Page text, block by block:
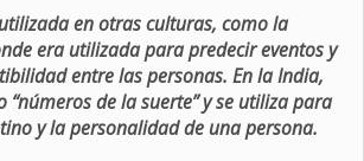
en otras culturas, como la
era utilizada para predecir eventos y
entre las personas. En la India,
“números de la suerte” y se utiliza para
y la personalidad de una persona.